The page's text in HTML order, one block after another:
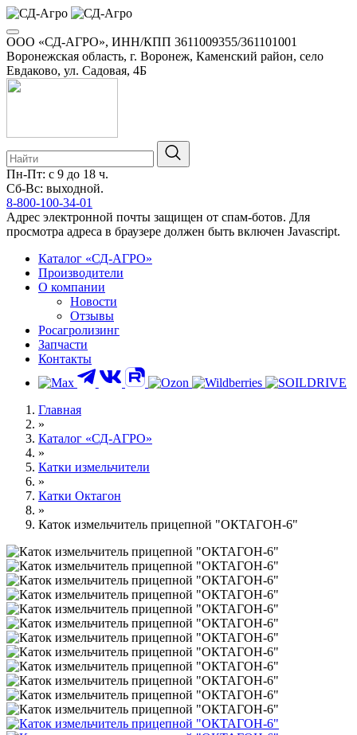
ООО «СД-АГРО», ИНН/КПП 3611009355/361101001
Воронежская область, г. Воронеж, Каменский район, село
Евдаково, ул. Садовая, 4Б
Пн-Пт: с 9 до 18 ч.
Сб-Вс: выходной.
8-800-100-34-01
Адрес электронной почты защищен от спам-ботов. Для
просмотра адреса в браузере должен быть включен Javascript.
Каталог «СД-АГРО»
Производители
О компании
Новости
Отзывы
Росагролизинг
Запчасти
Контакты
Главная
»
Каталог «СД-АГРО»
»
Катки измельчители
»
Катки Октагон
»
Каток измельчитель прицепной "ОКТАГОН-6"